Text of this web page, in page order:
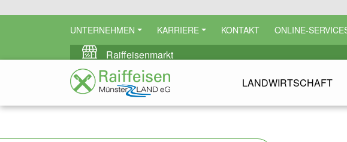
UNTERNEHMEN KARRIERE KONTAKT ONLINE-
Raiffeisenmarkt
LANDWIRTSCHAFT